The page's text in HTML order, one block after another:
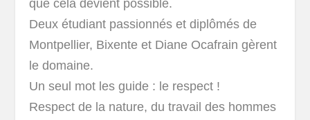
que cela devient possible.
Deux étudiant passionnés et diplômés de
Montpellier, Bixente et Diane Ocafrain gèrent
le domaine.
Un seul mot les guide : le respect !
Respect de la nature, du travail des hommes